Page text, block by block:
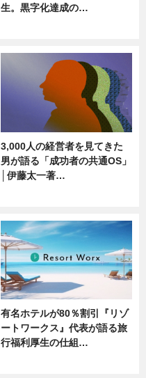
生。黒字化達成の…
3,000人の経営者を見てきた
男が語る「成功者の共通OS」
│伊藤太一著…
有名ホテルが80％割引『リゾ
ートワークス』代表が語る旅
行福利厚生の仕組…